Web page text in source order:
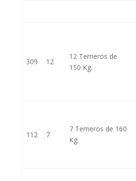
309 12
12 Terneros de
150 Kg.
112 7
7 Terneros de 160
Kg.